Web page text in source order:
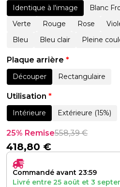
Identique à l'image Blanc
Verte
Rouge Rose
Bleu
Bleu clair Pleine
Plaque arrière *
Découper Rectangulaire
Utilisation *
Intérieure Extérieure (15%)
25% Remise558,39€
418,80 €
Commandé avant 23:59
Livré entre 25 août et 3